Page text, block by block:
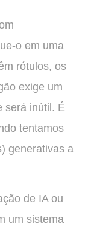
o em uma
rótulos, os
exige um
será inútil. É
tentamos
generativas a
de IA ou
um sistema